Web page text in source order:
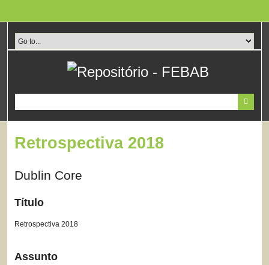
conteúdo
principal
Retrospectiva 2018
Dublin Core
Título
Retrospectiva 2018
Assunto